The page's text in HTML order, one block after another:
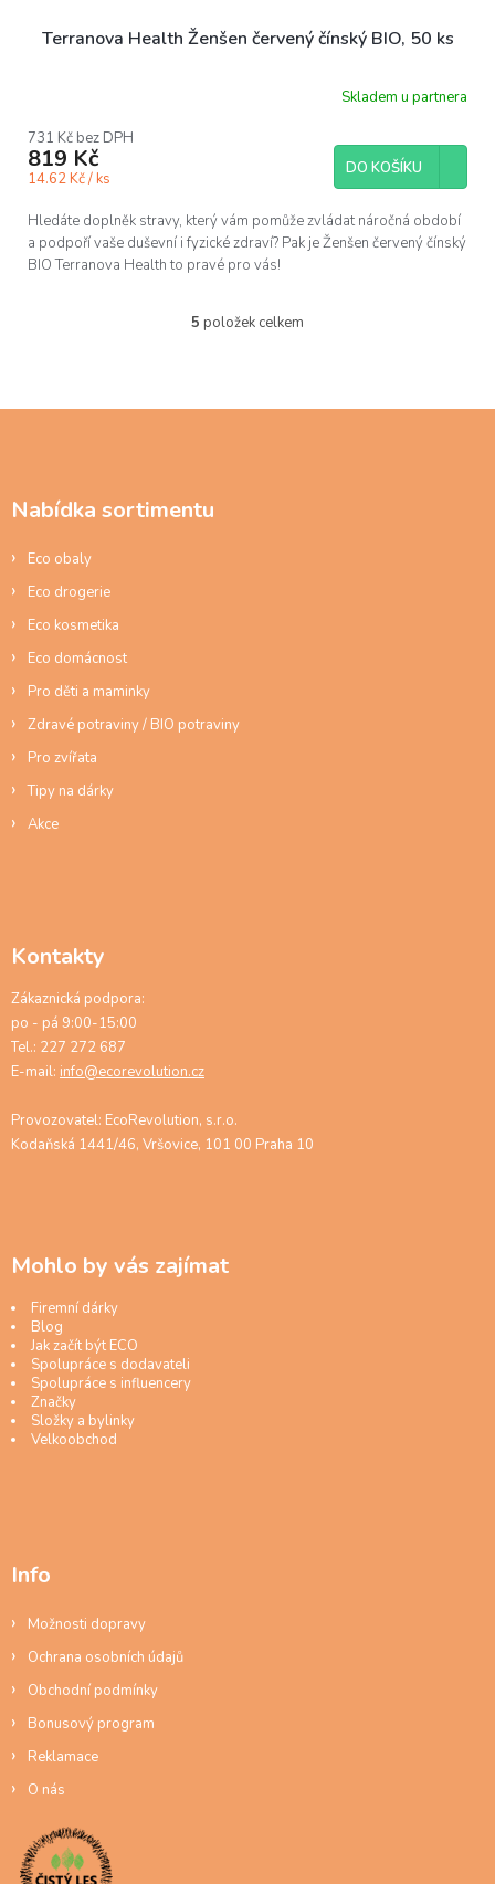
Terranova Health Ženšen červený čínský BIO, 50 ks
Skladem u partnera
731 Kč bez DPH
819 Kč
14.62 Kč / ks
DO KOŠÍKU
Hledáte doplněk stravy, který vám pomůže zvládat náročná období
a podpoří vaše duševní i fyzické zdraví? Pak je Ženšen červený čínský
BIO Terranova Health to pravé pro vás!
O
d
5 položek celkem
Nabídka sortimentu
Eco obaly
Eco drogerie
Eco kosmetika
Eco domácnost
Pro děti a maminky
Zdravé potraviny / BIO potraviny
Pro zvířata
Tipy na dárky
Akce
Kontakty
Zákaznická podpora:
po - pá 9:00-15:00
Tel.: 227 272 687
E-mail: info@ecorevolution.cz
Provozovatel: EcoRevolution, s.r.o.
Kodaňská 1441/46, Vršovice, 101 00 Praha 10
Mohlo by vás zajímat
Firemní dárky
Blog
Jak začít být ECO
Spolupráce s dodavateli
Spolupráce s influencery
Značky
Složky a bylinky
Velkoobchod
Info
Možnosti dopravy
Ochrana osobních údajů
Obchodní podmínky
Bonusový program
Reklamace
O nás